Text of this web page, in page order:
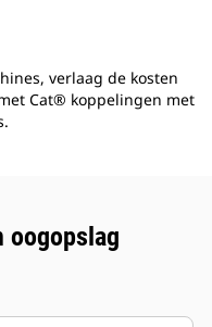
verlaag de kosten
Cat® koppelingen met
oogopslag